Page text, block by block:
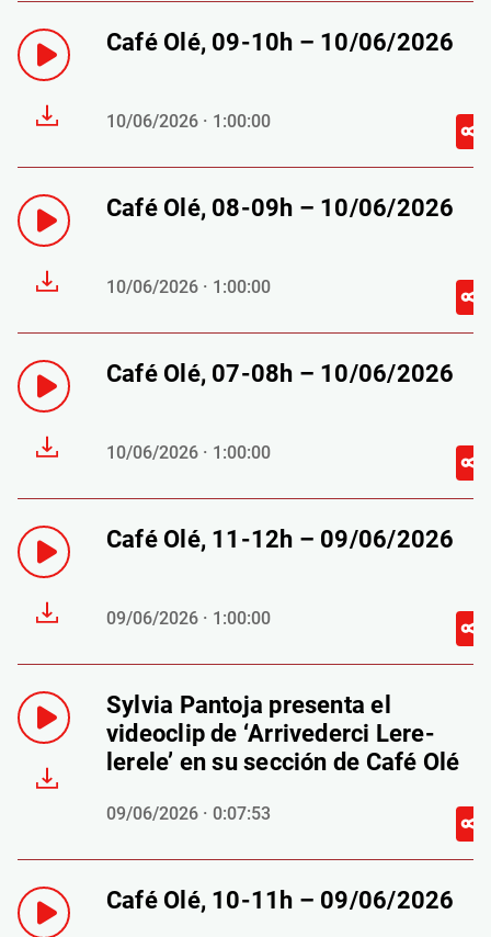
Café Olé, 09-10h – 10/06/2026
10/06/2026 · 1:00:00
Café Olé, 08-09h – 10/06/2026
10/06/2026 · 1:00:00
Café Olé, 07-08h – 10/06/2026
10/06/2026 · 1:00:00
Café Olé, 11-12h – 09/06/2026
09/06/2026 · 1:00:00
Sylvia Pantoja presenta el
videoclip de ‘Arrivederci Lere-
lerele’ en su sección de Café Olé
09/06/2026 · 0:07:53
Café Olé, 10-11h – 09/06/2026